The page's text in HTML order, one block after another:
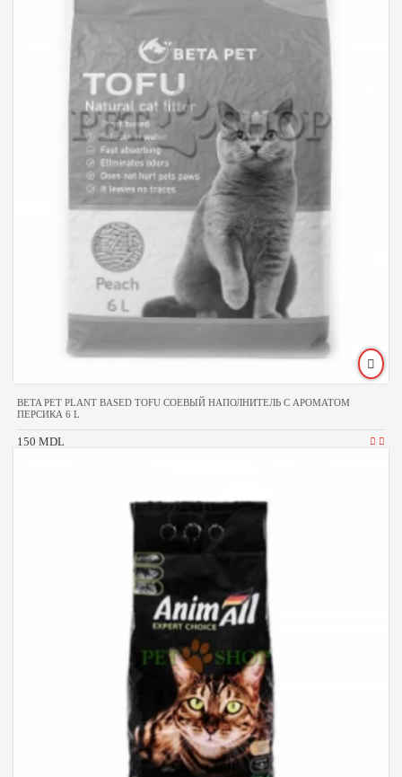
BETA PET PLANT BASED TOFU СОЕВЫЙ НАПОЛНИТЕЛЬ С АРОМАТОМ
ПЕРСИКА 6 L
150 MDL